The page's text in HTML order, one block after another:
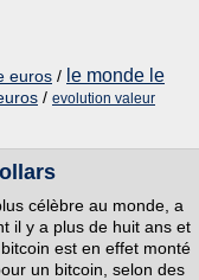
euros / le monde le
/ evolution valeur
célèbre au monde, a
il y a plus de huit ans et
est en effet monté
un bitcoin, selon des